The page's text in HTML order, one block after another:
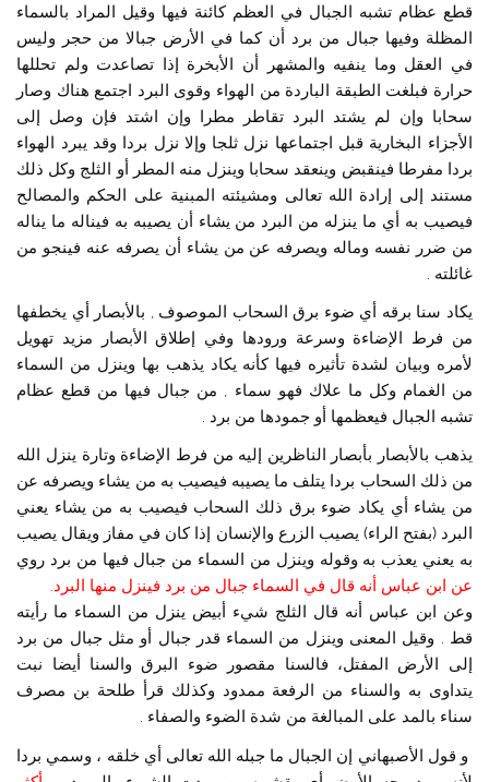
قطع عظام تشبه الجبال في العظم كائنة فيها وقيل المراد بالسماء
المظلة وفيها جبال من برد أن كما في الأرض جبالا من حجر وليس
في العقل وما ينفيه والمشهر أن الأبخرة إذا تصاعدت ولم تحللها
حرارة فبلغت الطبقة الباردة من الهواء وقوى البرد اجتمع هناك وصار
سحابا وإن لم يشتد البرد تقاطر مطرا وإن اشتد فإن وصل إلى
الأجزاء البخارية قبل اجتماعها نزل ثلجا وإلا نزل بردا وقد يبرد الهواء
بردا مفرطا فينقبض وينعقد سحابا وينزل منه المطر أو الثلج وكل ذلك
مستند إلى إرادة الله تعالى ومشيئته المبنية على الحكم والمصالح
فيصيب به أي ما ينزله من البرد من يشاء أن يصيبه به فيناله ما يناله
من ضرر نفسه وماله ويصرفه عن من يشاء أن يصرفه عنه فينجو من
غائلته .
يكاد سنا برقه أي ضوء برق السحاب الموصوف , بالأبصار أي يخطفها
من فرط الإضاءة وسرعة ورودها وفي إطلاق الأبصار مزيد تهويل
لأمره وبيان لشدة تأثيره فيها كأنه يكاد يذهب بها وينزل من السماء
من الغمام وكل ما علاك فهو سماء , من جبال فيها من قطع عظام
تشبه الجبال فيعظمها أو جمودها من برد .
يذهب بالأبصار بأبصار الناظرين إليه من فرط الإضاءة وتارة ينزل الله
من ذلك السحاب بردا يتلف ما يصيبه فيصيب به من يشاء ويصرفه عن
من يشاء أي يكاد ضوء برق ذلك السحاب فيصيب به من يشاء يعني
البرد (بفتح الراء) يصيب الزرع والإنسان إذا كان في مفاز ويقال يصيب
به يعني يعذب به وقوله وينزل من السماء من جبال فيها من برد روي
عن ابن عباس أنه قال في السماء جبال من برد فينزل منها البرد.
وعن ابن عباس أنه قال الثلج شيء أبيض ينزل من السماء ما رأيته
قط . وقيل المعنى وينزل من السماء قدر جبال أو مثل جبال من برد
إلى الأرض المفتل، فالسنا مقصور ضوء البرق والسنا أيضا نبت
يتداوى به والسناء من الرفعة ممدود وكذلك قرأ طلحة بن مصرف
سناء بالمد على المبالغة من شدة الضوء والصفاء .
و قول الأصبهاني إن الجبال ما جبله الله تعالى أي خلقه ، وسمي بردا